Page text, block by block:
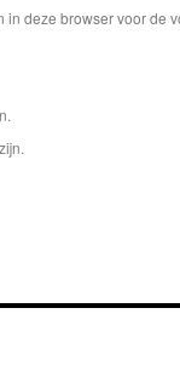
deze browser voor de